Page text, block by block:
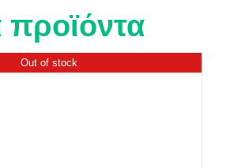
προϊόντα
Out of stock